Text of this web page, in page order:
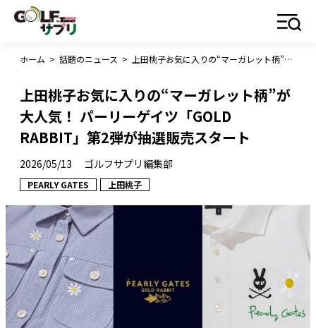
ホーム > 話題のニュース > 上田桃子お気に入りの“マーガレット柄”が大人気！ パーリーゲイツ「GOLD RABBIT」第2弾が抽選販売スタート
上田桃子お気に入りの“マーガレット柄”が
大人気！ パーリーゲイツ「GOLD
RABBIT」第2弾が抽選販売スタート
2026/05/13 ゴルフサプリ編集部
PEARLY GATES 上田桃子